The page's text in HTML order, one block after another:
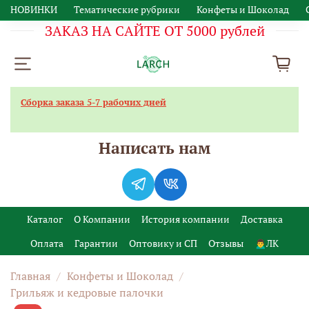
НОВИНКИ Тематические рубрики Конфеты и Шоколад
ЗАКАЗ НА САЙТЕ ОТ 5000 рублей
Каталог О Компании История компании
Доставка
Оплата
Гарантии Оптовику и СП Отзывы 🙍‍♂️ЛК
Главная
Конфеты и Шоколад
Грильяж и кедровые палочки
Сборка заказа 5-7 рабочих дней
Написать нам